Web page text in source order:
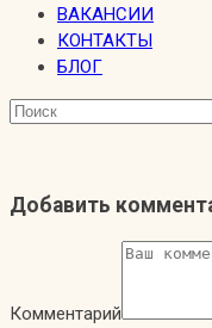
ВАКАНСИИ
КОНТАКТЫ
БЛОГ
Добавить
Комментарий